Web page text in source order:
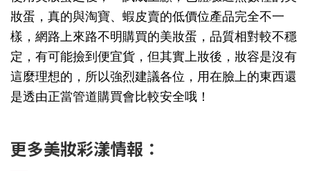
妝蛋，真的與淘寶、蝦皮賣的低價位產品完全不一
樣，網路上來路不明購買的美妝蛋，品質相對較不穩
定，有可能撿到便宜貨，但其實上妝後，妝容是沒有
這麼理想的，所以強烈建議各位，用在臉上的東西還
是透由正當管道購買會比較安全哦！
更多美妝彩漾情報：